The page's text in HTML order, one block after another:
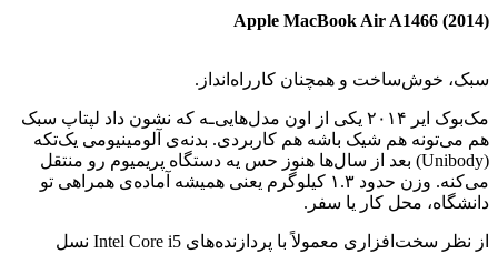
Apple MacBook Air A1466 (2014)
سبک، خوش‌ساخت و همچنان کارراه‌انداز.
مک‌بوک ایر ۲۰۱۴ یکی از اون مدل‌هایی‌ـه که نشون داد لپتاپ سبک
هم می‌تونه هم شیک باشه هم کاربردی. بدنه‌ی آلومینیومی یک‌تکه
(Unibody) بعد از سال‌ها هنوز حس یه دستگاه پریمیوم رو منتقل
می‌کنه. وزن حدود ۱.۳ کیلوگرم یعنی همیشه آماده‌ی همراهی تو
دانشگاه، محل کار یا سفر.
از نظر سخت‌افزاری معمولاً با پردازنده‌های Intel Core i5 نسل